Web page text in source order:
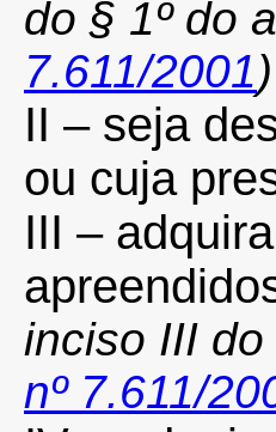
do § 1º do
7.611/2001)
II – seja
ou cuja
III –
inciso III
nº 7.611/